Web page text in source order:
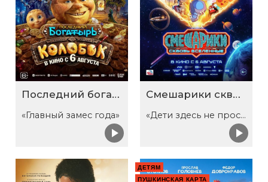
Последний богатырь. Колобок
«Главный замес года»
Смешарики сквозь вселенные
«Дети здесь не просто так»
ДЕТЯМ
ПУШКИНСКАЯ КАРТА